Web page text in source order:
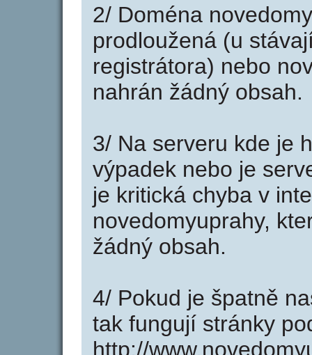
2/ Doména
prodloužená (u
registrátora) nebo
nahrán žádný obsah.
3/ Na serveru kde je
výpadek nebo je
je kritická chyba v
novedomyuprahy,
žádný obsah.
4/ Pokud je špatně
tak fungují stránky
http://